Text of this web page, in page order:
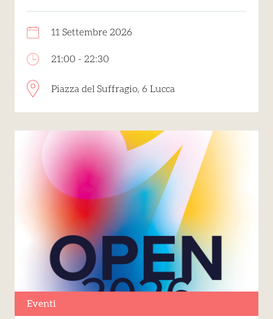
11 Settembre 2026
21:00 - 22:30
Piazza del Suffragio, 6 Lucca
Eventi